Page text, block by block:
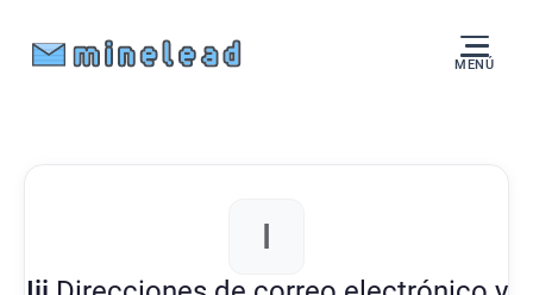
MENÚ
I